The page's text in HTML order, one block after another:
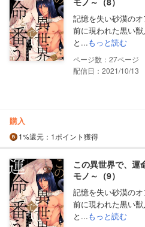
記憶を失い砂漠の
前に現われた黒い獣
と...もっと読む
27
配信日：2021/10/13
購入
1%還元 ：1ポイント獲得
この異世界で、運
モノ～（9）
記憶を失い砂漠の
前に現われた黒い獣
と...もっと読む